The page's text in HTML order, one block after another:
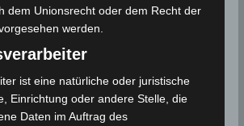
dem Unionsrecht oder dem Recht der
werden.
ist eine natürliche oder juristische
Einrichtung oder andere Stelle, die
Daten im Auftrag des